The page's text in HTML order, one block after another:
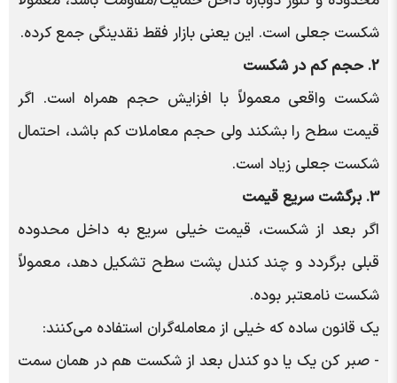
شکست جعلی است. این یعنی بازار فقط نقدینگی جمع کرده.
2. حجم کم در شکست
شکست واقعی معمولاً با افزایش حجم همراه است. اگر
قیمت سطح را بشکند ولی حجم معاملات کم باشد، احتمال
شکست جعلی زیاد است.
3. برگشت سریع قیمت
اگر بعد از شکست، قیمت خیلی سریع به داخل محدوده
قبلی برگردد و چند کندل پشت سطح تشکیل دهد، معمولاً
شکست نامعتبر بوده.
یک قانون ساده که خیلی از معامله‎‌گران استفاده می‌کنند:
- صبر کن یک یا دو کندل بعد از شکست هم در همان سمت